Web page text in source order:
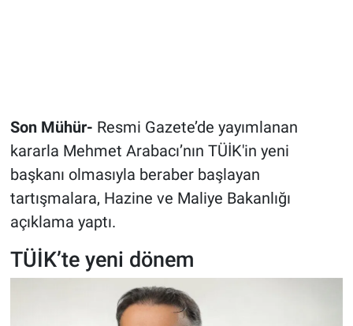
Son Mühür- Resmi Gazete’de yayımlanan
kararla Mehmet Arabacı’nın TÜİK'in yeni
başkanı olmasıyla beraber başlayan
tartışmalara, Hazine ve Maliye Bakanlığı
açıklama yaptı.
TÜİK’te yeni dönem